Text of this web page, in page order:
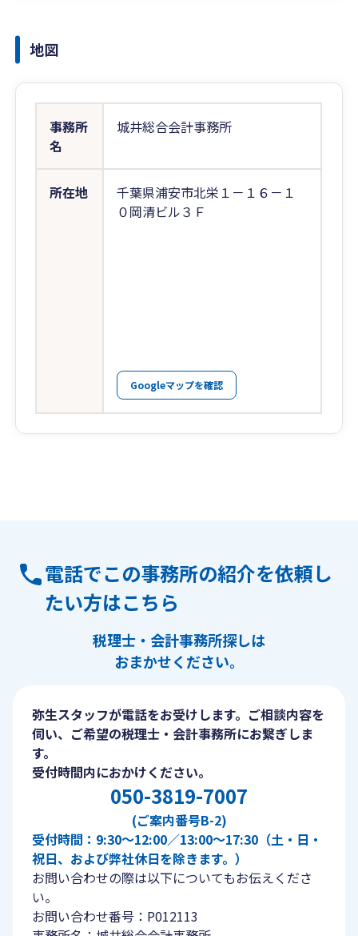
地図
事務所
名
城井総合会計事務所
所在地
千葉県浦安市北栄１－１６－１
０岡清ビル３Ｆ
Googleマップを確認
電話でこの事務所の紹介を依頼し
たい方はこちら
税理士・会計事務所探しは
おまかせください。
弥生スタッフが電話をお受けします。ご相談内容を
伺い、ご希望の税理士・会計事務所にお繋ぎしま
す。
受付時間内におかけください。
050-3819-7007
(ご案内番号B-2)
受付時間：9:30〜12:00／13:00〜17:30（土・日・
祝日、および弊社休日を除きます。）
お問い合わせの際は以下についてもお伝えくださ
い。
お問い合わせ番号：P012113